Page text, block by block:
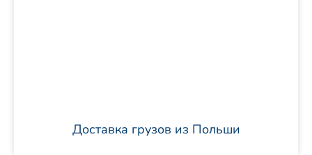
Доставка грузов из Польши